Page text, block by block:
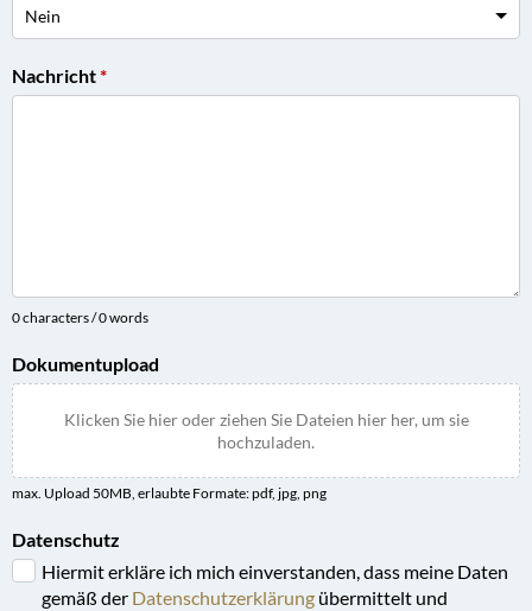
Nachricht*
0 characters / 0 words
Dokumentupload
Klicken Sie hier oder ziehen Sie Dateien hier her, um sie
hochzuladen.
max. Upload 50MB, erlaubte Formate: pdf, jpg, png
Datenschutz
Hiermit erkläre ich mich einverstanden, dass meine Daten
gemäß der Datenschutzerklärung übermittelt und